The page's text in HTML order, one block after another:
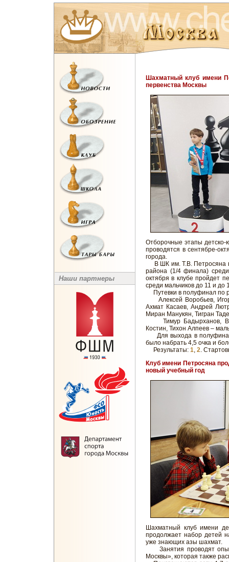
Наши партнеры
Шахматный клуб имени
первенства Москвы
Отборочные этапы детско-
проводятся в сентябре-
города.
В ШК им. Т.В. Петросяна в
района (1/4 финала)
октября в клубе пройдет
среди мальчиков до 11 и до
Путевки в полуфинал по
Алексей Воробьев,
Ахмат Касаев, Андрей
Миран Манукян, Тигран
Тимур Бадырханов,
Костин, Тихон Алпеев –
Для выхода в полуфинал
было набрать 4,5 очка и
Результаты: 1, 2.
Клуб имени Петросяна
новый учебный год
Шахматный клуб имени
продолжает набор детей
уже знающих азы шахмат.
Занятия проводят
Москвы», которая также